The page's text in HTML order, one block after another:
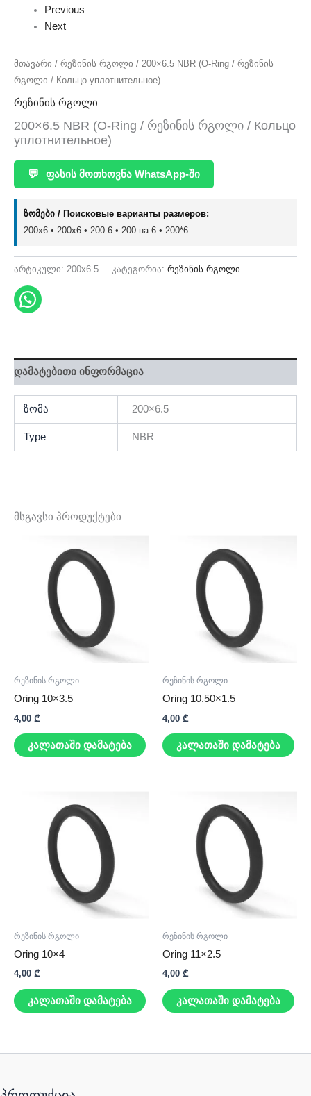
Previous
Next
მთავარი / რეზინის რგოლი / 200×6.5 NBR (O-Ring / რეზინის
რგოლი / Кольцо уплотнительное)
რეზინის რგოლი
200×6.5 NBR (O-Ring / რეზინის რგოლი / Кольцо
уплотнительное)
💬 ფასის მოთხოვნა WhatsApp-ში
ზომები / Поисковые варианты размеров:
200x6 • 200х6 • 200 6 • 200 на 6 • 200*6
არტიკული: 200x6.5 კატეგორია: რეზინის რგოლი
დამატებითი ინფორმაცია
ზომა 200×6.5
Type NBR
მსგავსი პროდუქტები
რეზინის რგოლი
Oring 10×3.5
4,00 ₾
კალათაში დამატება
რეზინის რგოლი
Oring 10.50×1.5
4,00 ₾
კალათაში დამატება
რეზინის რგოლი
Oring 10×4
4,00 ₾
კალათაში დამატება
რეზინის რგოლი
Oring 11×2.5
4,00 ₾
კალათაში დამატება